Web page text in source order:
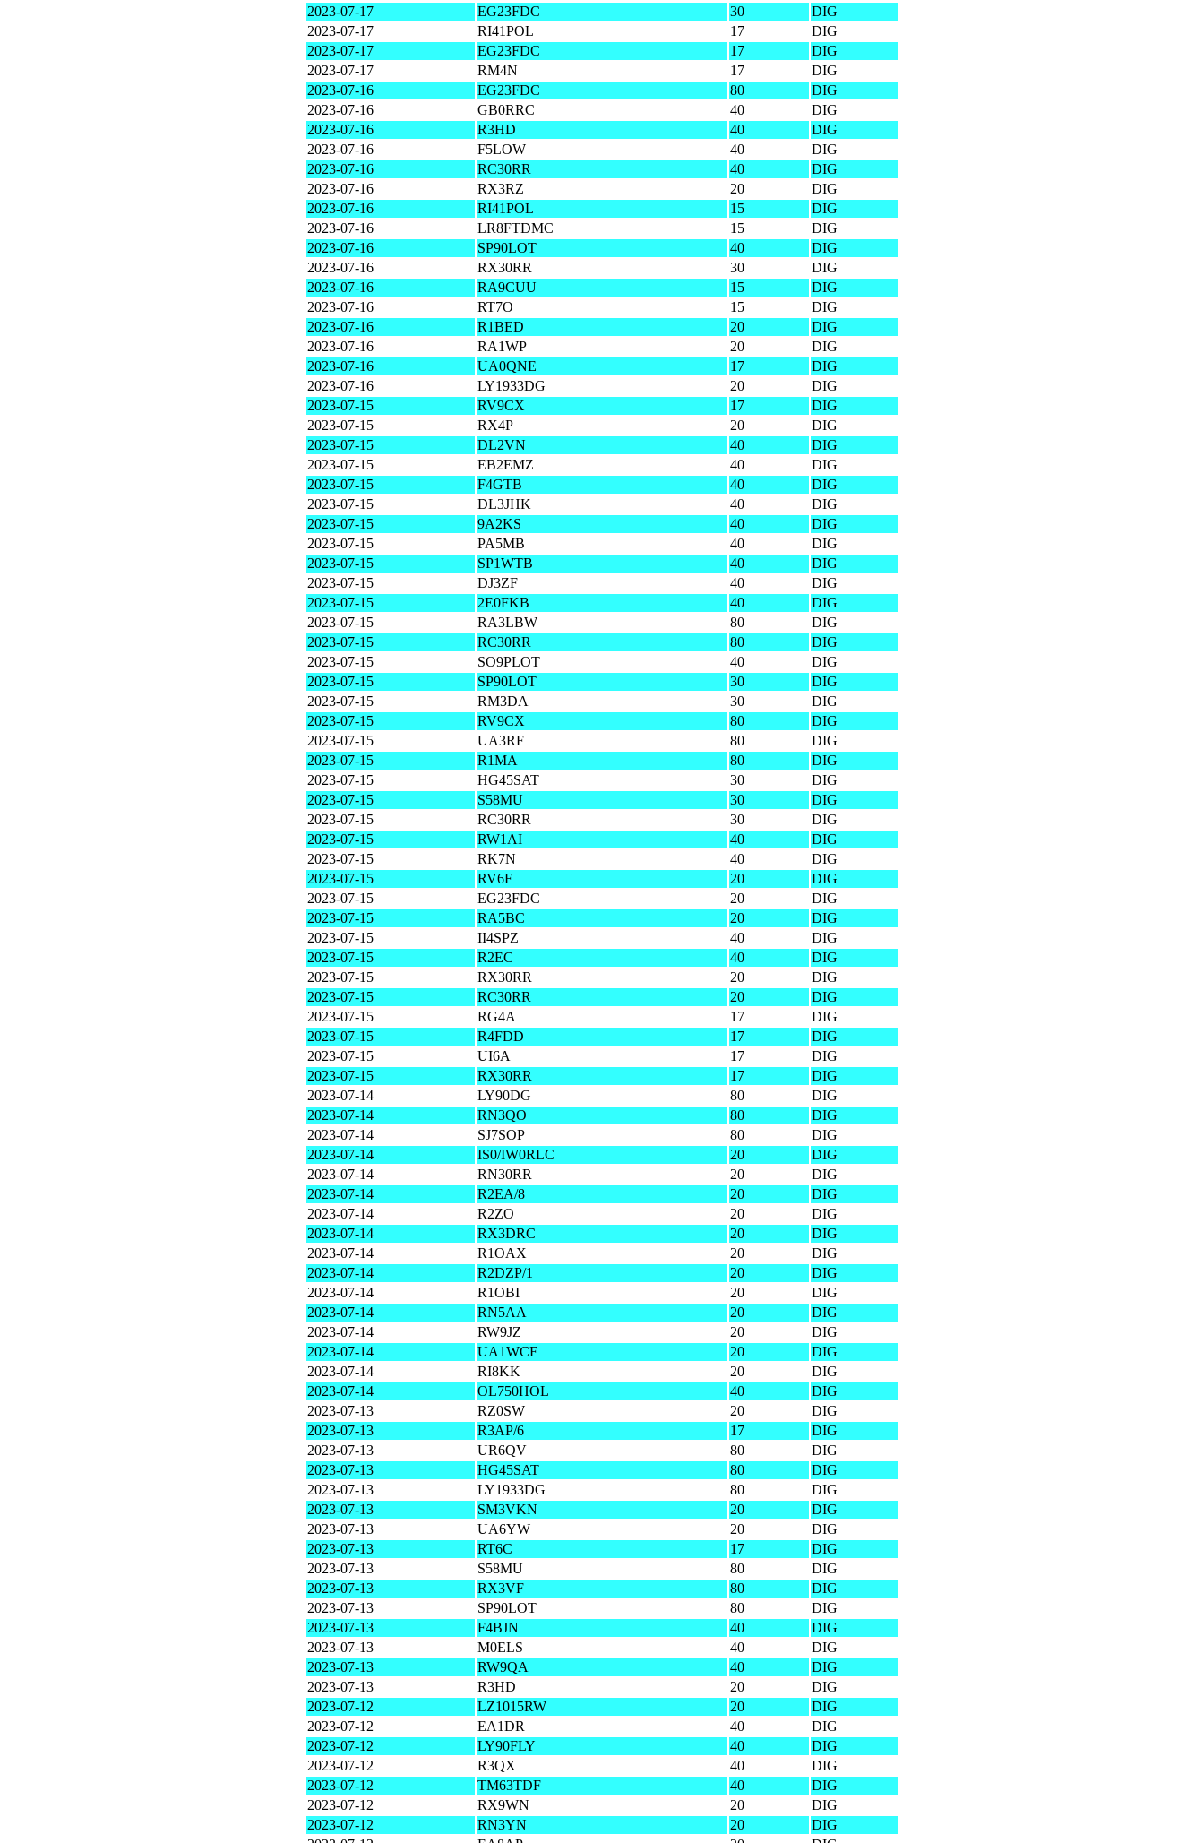
2023-07-17
EG23FDC 30
DIG
2023-07-17
RI41POL 17
DIG
2023-07-17
EG23FDC 17
DIG
2023-07-17
RM4N 17
DIG
2023-07-16
EG23FDC 80
DIG
2023-07-16
GB0RRC 40
DIG
2023-07-16
R3HD 40
DIG
2023-07-16
F5LOW 40
DIG
2023-07-16
RC30RR 40
DIG
2023-07-16
RX3RZ 20
DIG
2023-07-16
RI41POL 15
DIG
2023-07-16
LR8FTDMC 15
DIG
2023-07-16
SP90LOT 40
DIG
2023-07-16
RX30RR 30
DIG
2023-07-16
RA9CUU 15
DIG
2023-07-16
RT7O 15
DIG
2023-07-16
R1BED 20
DIG
2023-07-16
RA1WP 20
DIG
2023-07-16
UA0QNE 17
DIG
2023-07-16
LY1933DG 20
DIG
2023-07-15
RV9CX 17
DIG
2023-07-15
RX4P 20
DIG
2023-07-15
DL2VN 40
DIG
2023-07-15
EB2EMZ 40
DIG
2023-07-15
F4GTB 40
DIG
2023-07-15
DL3JHK 40
DIG
2023-07-15
9A2KS 40
DIG
2023-07-15
PA5MB 40
DIG
2023-07-15
SP1WTB 40
DIG
2023-07-15
DJ3ZF 40
DIG
2023-07-15
2E0FKB 40
DIG
2023-07-15
RA3LBW 80
DIG
2023-07-15
RC30RR 80
DIG
2023-07-15
SO9PLOT 40
DIG
2023-07-15
SP90LOT 30
DIG
2023-07-15
RM3DA 30
DIG
2023-07-15
RV9CX 80
DIG
2023-07-15
UA3RF 80
DIG
2023-07-15
R1MA 80
DIG
2023-07-15
HG45SAT 30
DIG
2023-07-15
S58MU 30
DIG
2023-07-15
RC30RR 30
DIG
2023-07-15
RW1AI 40
DIG
2023-07-15
RK7N 40
DIG
2023-07-15
RV6F 20
DIG
2023-07-15
EG23FDC 20
DIG
2023-07-15
RA5BC 20
DIG
2023-07-15
II4SPZ 40
DIG
2023-07-15
R2EC 40
DIG
2023-07-15
RX30RR 20
DIG
2023-07-15
RC30RR 20
DIG
2023-07-15
RG4A 17
DIG
2023-07-15
R4FDD 17
DIG
2023-07-15
UI6A 17
DIG
2023-07-15
RX30RR 17
DIG
2023-07-14
LY90DG 80
DIG
2023-07-14
RN3QO 80
DIG
2023-07-14
SJ7SOP 80
DIG
2023-07-14
IS0/IW0RLC 20
DIG
2023-07-14
RN30RR 20
DIG
2023-07-14
R2EA/8 20
DIG
2023-07-14
R2ZO 20
DIG
2023-07-14
RX3DRC 20
DIG
2023-07-14
R1OAX 20
DIG
2023-07-14
R2DZP/1 20
DIG
2023-07-14
R1OBI 20
DIG
2023-07-14
RN5AA 20
DIG
2023-07-14
RW9JZ 20
DIG
2023-07-14
UA1WCF 20
DIG
2023-07-14
RI8KK 20
DIG
2023-07-14
OL750HOL 40
DIG
2023-07-13
RZ0SW 20
DIG
2023-07-13
R3AP/6 17
DIG
2023-07-13
UR6QV 80
DIG
2023-07-13
HG45SAT 80
DIG
2023-07-13
LY1933DG 80
DIG
2023-07-13
SM3VKN 20
DIG
2023-07-13
UA6YW 20
DIG
2023-07-13
RT6C 17
DIG
2023-07-13
S58MU 80
DIG
2023-07-13
RX3VF 80
DIG
2023-07-13
SP90LOT 80
DIG
2023-07-13
F4BJN 40
DIG
2023-07-13
M0ELS 40
DIG
2023-07-13
RW9QA 40
DIG
2023-07-13
R3HD 20
DIG
2023-07-12
LZ1015RW 20
DIG
2023-07-12
EA1DR 40
DIG
2023-07-12
LY90FLY 40
DIG
2023-07-12
R3QX 40
DIG
2023-07-12
TM63TDF 40
DIG
2023-07-12
RX9WN 20
DIG
2023-07-12
RN3YN 20
DIG